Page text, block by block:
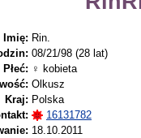
Imię: Rin.
08/21/98 (28 lat)
Płeć: ♀ kobieta
Olkusz
Kraj: Polska
16131782
18.10.2011